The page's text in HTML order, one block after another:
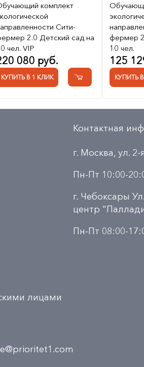
комплект
Сити-
2.0 Детский сад на
чел. VIP
080 руб.
КУПИТЬ В 1 КЛИК
фермер
10 чел.
125
КУПИТЬ
Контактная
г. Москва, ул.
Пн-Пт 10:00-
г. Чебоксары
центр
Пн-Пт 08:00-
лицами